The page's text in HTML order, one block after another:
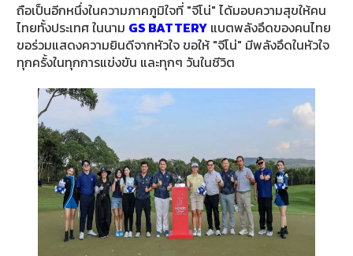
ถือเป็นอีกหนึ่งในความภาคภูมิใจที่ "จีโน่" ได้มอบความสุขให้คน
ไทยทั้งประเทศ ในนาม GS BATTERY แบตพลังอึดของคนไทย
ขอร่วมแสดงความยินดีจากหัวใจ ขอให้ "จีโน่" มีพลังอึดในหัวใจ
ทุกครั้งในทุกการแข่งขัน และทุกๆ วันในชีวิต